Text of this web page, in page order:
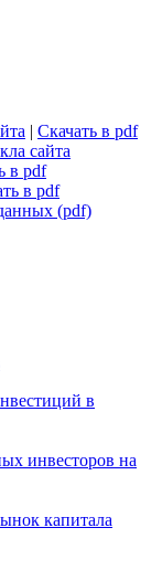
| Скачать в pdf
сайта
в pdf
в pdf
(pdf)
в
инвесторов на
капитала